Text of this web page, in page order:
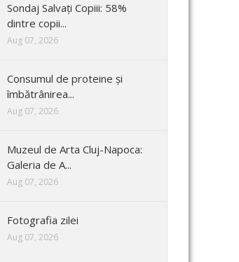
Sondaj Salvați Copiii: 58%
dintre copii...
Aug 07, 2026
Consumul de proteine și
îmbătrânirea...
Aug 07, 2026
Muzeul de Arta Cluj-Napoca:
Galeria de A...
Aug 07, 2026
Fotografia zilei
Aug 07, 2026